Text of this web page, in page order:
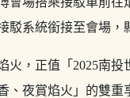
駁系統銜接至會場，
火，正值「2025南
、夜賞焰火」的雙